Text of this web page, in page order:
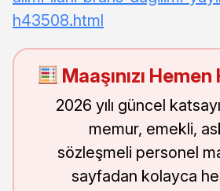
h43508.html
Maaşınızı
2026 yılı güncel
memur, emekli,
sözleşmeli personel
sayfadan kolayca